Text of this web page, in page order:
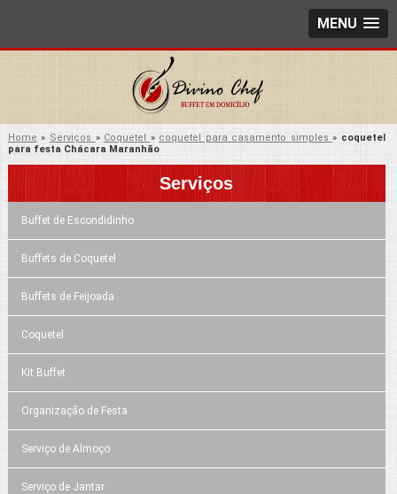
MENU
Home » Serviços » Coquetel » coquetel para casamento simples» coquetel
para festa Chácara Maranhão
Serviços
Buffet de Escondidinho
Buffets de Coquetel
Buffets de Feijoada
Coquetel
Kit Buffet
Organização de Festa
Serviço de Almoço
Serviço de Jantar